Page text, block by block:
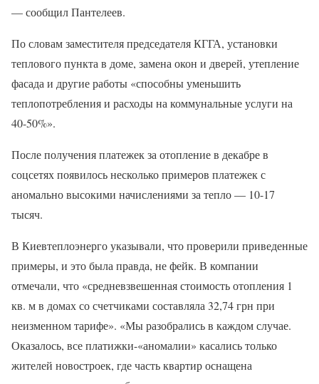
— сообщил Пантелеев.
По словам заместителя председателя КГГА, установки
теплового пункта в доме, замена окон и дверей, утепление
фасада и другие работы «способны уменьшить
теплопотребления и расходы на коммунальные услуги на
40-50%».
После получения платежек за отопление в декабре в
соцсетях появилось несколько примеров платежек с
аномально высокими начислениями за тепло — 10-17
тысяч.
В Киевтеплоэнерго указывали, что проверили приведенные
примеры, и это была правда, не фейк. В компании
отмечали, что «средневзвешенная стоимость отопления 1
кв. м в домах со счетчиками составляла 32,74 грн при
неизменном тарифе». «Мы разобрались в каждом случае.
Оказалось, все платижки-«аномалии» касались только
жителей новостроек, где часть квартир оснащена